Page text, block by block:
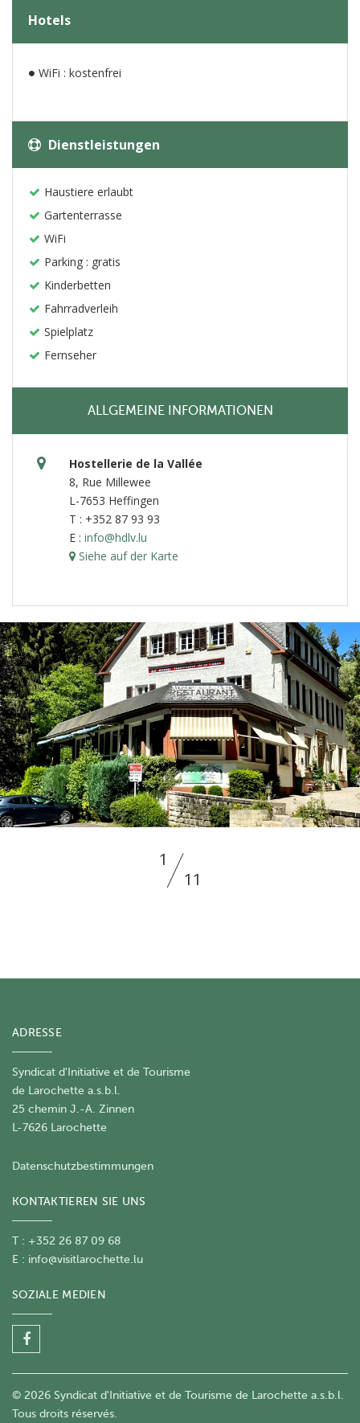
Hotels
WiFi : kostenfrei
Dienstleistungen
Haustiere erlaubt
Gartenterrasse
WiFi
Parking : gratis
Kinderbetten
Fahrradverleih
Spielplatz
Fernseher
ALLGEMEINE INFORMATIONEN
Hostellerie de la Vallée
8, Rue Millewee
L-7653 Heffingen
T : +352 87 93 93
E : info@hdlv.lu
Siehe auf der Karte
1
11
ADRESSE
Syndicat d'Initiative et de Tourisme
de Larochette a.s.b.l.
25 chemin J.-A. Zinnen
L-7626 Larochette
Datenschutzbestimmungen
KONTAKTIEREN SIE UNS
T : +352 26 87 09 68
E : info@visitlarochette.lu
SOZIALE MEDIEN
© 2026 Syndicat d'Initiative et de Tourisme de Larochette a.s.b.l.
Tous droits réservés.